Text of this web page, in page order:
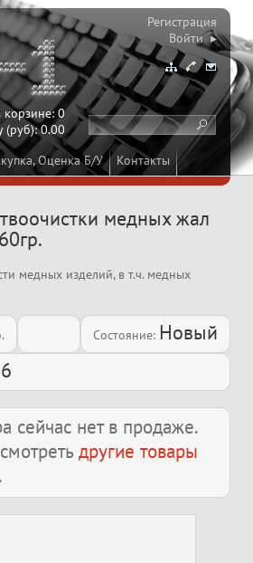
Оценка Б/У Контакты
корзине:0
(руб):0.00
Регистрация
Войти ▸
медных жал
медных изделий, в т.ч. медных
Состояние: Новый
сейчас нет в продаже.
другие товары
.